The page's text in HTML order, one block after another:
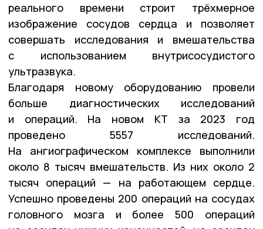
реального времени строит трёхмерное
изображение сосудов сердца и позволяет
совершать исследования и вмешательства
с использованием внутрисосудистого
ультразвука.
Благодаря новому оборудованию провели
больше диагностических исследований
и операций. На новом КТ за 2023 год
проведено 5557 исследований.
На ангиографическом комплексе выполнили
около 8 тысяч вмешательств. Из них около 2
тысяч операций — на работающем сердце.
Успешно проведены 200 операций на сосудах
головного мозга и более 500 операций